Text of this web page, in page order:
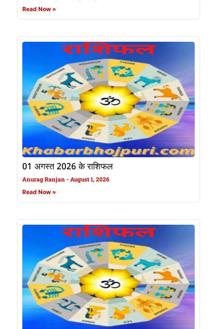
Read Now »
01 अगस्त 2026 के राशिफल
Anurag Ranjan August 1, 2026
Read Now »